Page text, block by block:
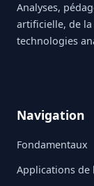
Analyses,
artificielle, de la
technologies
Navigation
Fondamentaux
Applications de